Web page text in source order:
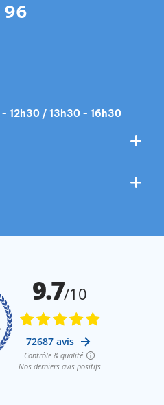
96
- 12h30 / 13h30 - 16h30